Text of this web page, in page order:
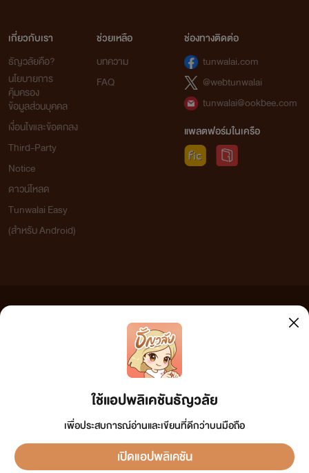
ก็แล้วทำไมไม่ยอมเขาเสียแต่ตอนนี้เลยล่ะ ในเมื่อเขาก็คือชายที่
คอยสร้างความหวั่นไหวในหัวใจมาหลายปีดีดัก อีกใจก็ได้คิดว่า
สิ่งที่ทำไปทั้งหมดนี้ เพื่อตัวเอง
เพื่อแม่ที่กำลังย่ำแย่ทั้งร่างกายและจิตใจ ได้เงินไปเมื่อไหร่ หญิง
สาวก็จะไม่ยอมให้ชายใดมาแตะต้องกายอีก หากไม่ใช่ชายที่ตัวเอง
รักเท่านั้น
‘ก็เขานี่ไงเดียร์ ผู้ชายที่อยู่ในใจเธอมาหลายปี ผู้ชายที่เธอรู้ดีว่า
หวงแหนที่สุดให้เขาไปสิ’
สิ้นเสียงสนับสนุนจากภายใน หัวใจที่สับสนอยู่เมื่อครู่ก็กระตุกว้าบ
นิ่ม ริมฝีปากได้รูปอิ่มเต็มก็ถูกเขาครอบครองอย่างแผ่วเบา
หญิงสาวไม่รู้ด้วยซ้ำว่ากระเป๋าสะพายหลุดร่วงออกจากไหล่ระหงไป
คนเราต้องรู้จักถอยมาสักก้าว เพื่อก้าวใหม่ที่ยิ่งใหญ่กว่าเดิม ครั้งนี้มุ่งมั่นมาก
นั่งเขียนไม่ยอมหยุด ไปได้กว่าห้าสิบหน้าแล้ว แต่ โอ้...พระเจ้าช่วย ครั้งนี้พาสเวิร์ดไม่ได้ลืมแต่อย่างใด
แต่แล้ปท้อปที่ใช้นั้น เก๋ากึ๊กมากกกกกกกก ดันพังจนซ่อมไม่ได้ และกู้ไฟล์ไม่ได้อีกเช่นกัลลลลลกำจริง
ทางเส้นน้ำหมึกที่วาดหวังเอาไว้ ไม่ง่ายอย่างที่คิดเสียแล้ว นั่งทำใจอยู่หลายวันเหมือนกัน
ยิ้มอีกแล้วเราเกือบสิบปีทีเดียวกว่าที่จะค้นพบตัวเองว่ารักและชอบงานด้านนี้มากแค่ไหน
และมีความสุขในทุก ๆ ครั้งที่ได้ลงมือสรรสร้างงานแต่ละชิ้นออกมาสู่สายตาท่านผู้อ่าน
หัวเราะ ร้องไห้ หรือมีความสุขไปกับตัวละครนั้น ๆ ขอบคุณจากใจจริงค่ะ
ที่ท่านผู้อ่านได้หยิบยื่นความสุขให้นักเขียนคนนี้มาโดยตลอด“รอยยิ้มและความเมตตาจากท่าน คือ
แรงผลักดันให้นักเขียนก้าวเดินต่อไปค่ะ”
ใช้แอปพลิเคชันธัญวลัย
เพื่อประสบการณ์อ่านและเขียนที่ดีกว่าบนมือถือ
เปิดแอปพลิเคชัน
เกี่ยวกับเรา
ธัญวลัยคือ?
นโยบายการ
คุ้มครอง
ข้อมูลส่วนบุคคล
เงื่อนไขและข้อตกลง
Third-Party
Notice
ดาวน์โหลด
Tunwalai Easy
(สำหรับ Android)
ช่วยเหลือ
บทความ
FAQ
ช่องทางติดต่อ
tunwalai.com
@webtunwalai
tunwalai@ookbee.com
แพลตฟอร์มในเครือ
เว็บไซต์แห่งนี้ไม่ได้เห็นด้วยและไม่ขอรับผิดชอบต่อข้อความใดๆ ทั้งสิ้น ดังนั้นผู้อ่านทุกท่านโปรดใช้
วิจารณญาณในการกลั่นกรองด้วยตนเอง และหากท่านพบข้อความใดๆ ที่ขัดต่อกฎหมายและศีลธรรม
กรุณาแจ้งมาที่ tunwalai@ookbee.com เพื่อทีมงานจะได้ดำเนินการในทันที ทั้งนี้ ทางเว็บไซต์ขอสงวน
ลิขสิทธิ์ตามพระราชบัญญัติลิขสิทธิ์ (ฉบับเพิ่มเติม) พ.ศ.2558